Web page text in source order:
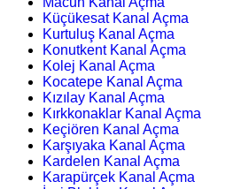
Küçükesat Kanal Açma
Kurtuluş Kanal Açma
Konutkent Kanal Açma
Kolej Kanal Açma
Kocatepe Kanal Açma
Kızılay Kanal Açma
Kırkkonaklar Kanal Açma
Keçiören Kanal Açma
Karşıyaka Kanal Açma
Kardelen Kanal Açma
Karapürçek Kanal Açma